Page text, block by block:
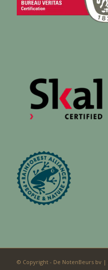
© Copyright - De NotenBeurs bv |